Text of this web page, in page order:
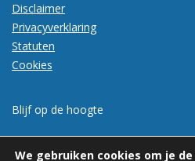
Disclaimer
Privacyverklaring
Statuten
Cookies
Blijf op de hoogte
We gebruiken cookies om je